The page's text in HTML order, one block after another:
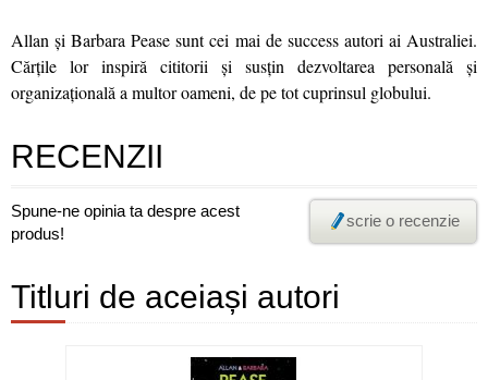
Allan şi Barbara Pease sunt cei mai de success autori ai Australiei.
Cărţile lor inspiră cititorii şi susţin dezvoltarea personală şi
organizaţională a multor oameni, de pe tot cuprinsul globului.
RECENZII
Spune-ne opinia ta despre acest
produs!
scrie o recenzie
Titluri de aceiași autori